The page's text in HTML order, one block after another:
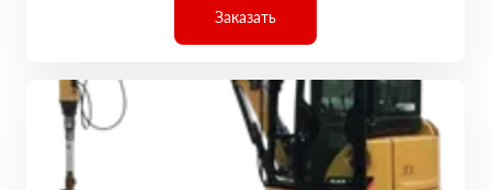
Заказать